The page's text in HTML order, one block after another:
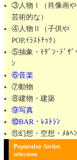
③人物Ⅰ（肖像画や
芸術的な）
④人物Ⅱ（子供や
POP,ｲﾗｽﾄﾁｯｸ）
⑤抽象・ﾓﾀﾞﾝ･ﾃﾞｻﾞ
ﾝ
⑥音楽
⑦動物
⑧建物・建築
⑨写真
⑩BAR・ﾚｽﾄﾗﾝ
⑪幻想・空想・ﾒﾙﾍﾝ
Popuralar Airtist
selection